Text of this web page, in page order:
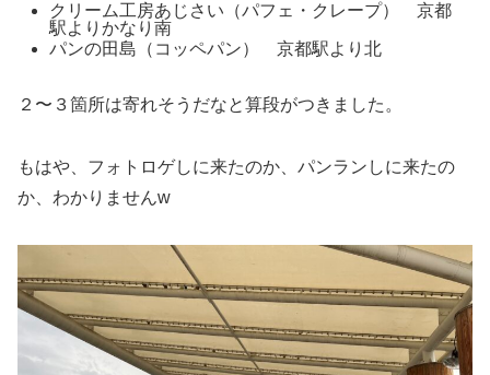
クリーム工房あじさい（パフェ・クレープ） 京都
駅よりかなり南
パンの田島（コッペパン） 京都駅より北
２〜３箇所は寄れそうだなと算段がつきました。
もはや、フォトロゲしに来たのか、パンランしに来たの
か、わかりませんw